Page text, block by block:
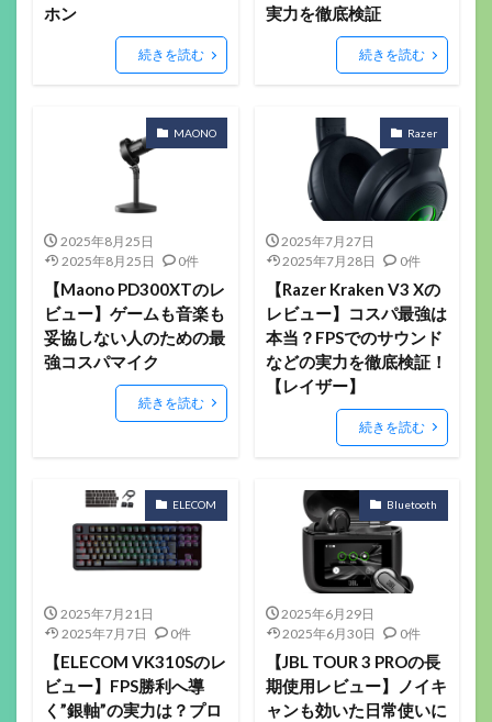
ホン
続きを読む
実力を徹底検証
続きを読む
MAONO
2025年8月25日
2025年8月25日
0件
【Maono PD300XTのレ
ビュー】ゲームも音楽も
妥協しない人のための最
強コスパマイク
続きを読む
Razer
2025年7月27日
2025年7月28日
0件
【Razer Kraken V3 Xの
レビュー】コスパ最強は
本当？FPSでのサウンド
などの実力を徹底検証！
【レイザー】
続きを読む
ELECOM
2025年7月21日
2025年7月7日
0件
【ELECOM VK310Sのレ
ビュー】FPS勝利へ導
く”銀軸”の実力は？プロ
Bluetooth
2025年6月29日
2025年6月30日
0件
【JBL TOUR 3 PROの長
期使用レビュー】ノイキ
ャンも効いた日常使いに